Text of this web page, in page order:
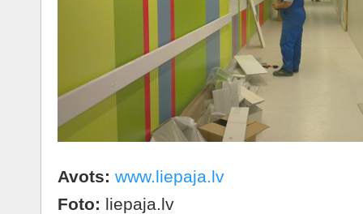
Avots: www.liepaja.lv
Foto: liepaja.lv